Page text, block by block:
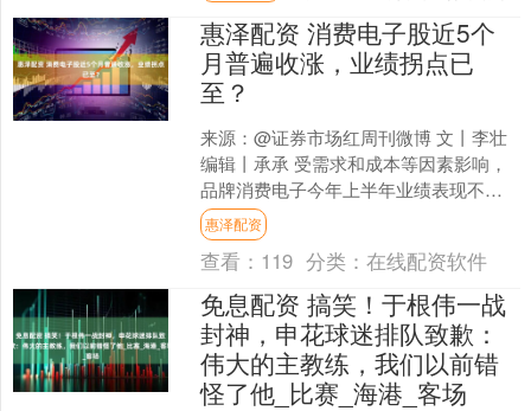
惠泽配资 消费电子股近5个
月普遍收涨，业绩拐点已
至？
来源：@证券市场红周刊微博 文丨李壮
编辑丨承承 受需求和成本等因素影响，
品牌消费电子今年上半年业绩表现不
佳，但股价普遍表现良好，其背后或是
行业基本面正在企稳向....
惠泽配资
查看： 119 分类：在线配资软件
免息配资 搞笑！于根伟一战
封神，申花球迷排队致歉：
伟大的主教练，我们以前错
怪了他_比赛_海港_客场